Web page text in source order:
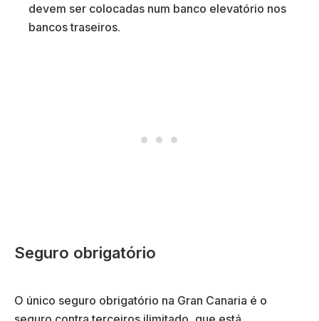
devem ser colocadas num banco elevatório nos
bancos traseiros.
Seguro obrigatório
O único seguro obrigatório na Gran Canaria é o